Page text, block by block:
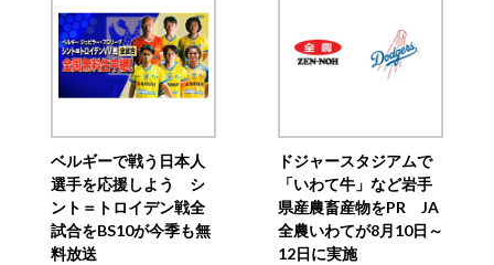
ベルギーで戦う日本人
選手を応援しよう シ
ント＝トロイデン戦全
試合をBS10が今季も無
料放送
ドジャースタジアムで
「いわて牛」など岩手
県産農畜産物をPR JA
全農いわてが8月10日～
12日に実施